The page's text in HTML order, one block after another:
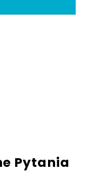
Pytania